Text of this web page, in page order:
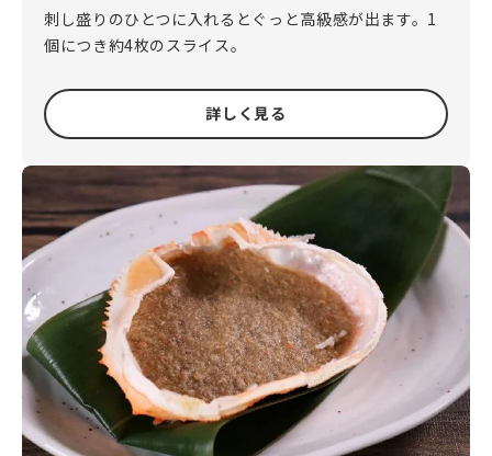
刺し盛りのひとつに入れるとぐっと高級感が出ます。1
個につき約4枚のスライス。
詳しく見る